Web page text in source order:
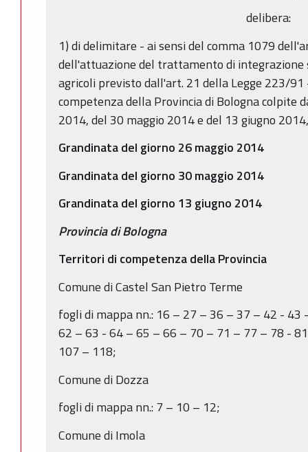
delibera:
1) di delimitare - ai sensi del comma 1079
dell'attuazione del trattamento di
agricoli previsto dall'art. 21 della Legge 223/
competenza della Provincia di Bologna colpite
2014, del 30 maggio 2014 e del 13 giugno
Grandinata del giorno 26 maggio 2014
Grandinata del giorno 30 maggio 2014
Grandinata del giorno 13 giugno 2014
Provincia di Bologna
Territori di competenza della Provincia
Comune di Castel San Pietro Terme
fogli di mappa nn.: 16 – 27 – 36 – 37 – 42 -
62 – 63 - 64 – 65 – 66 – 70 – 71 – 77 – 78 -
107 – 118;
Comune di Dozza
fogli di mappa nn.: 7 – 10 – 12;
Comune di Imola